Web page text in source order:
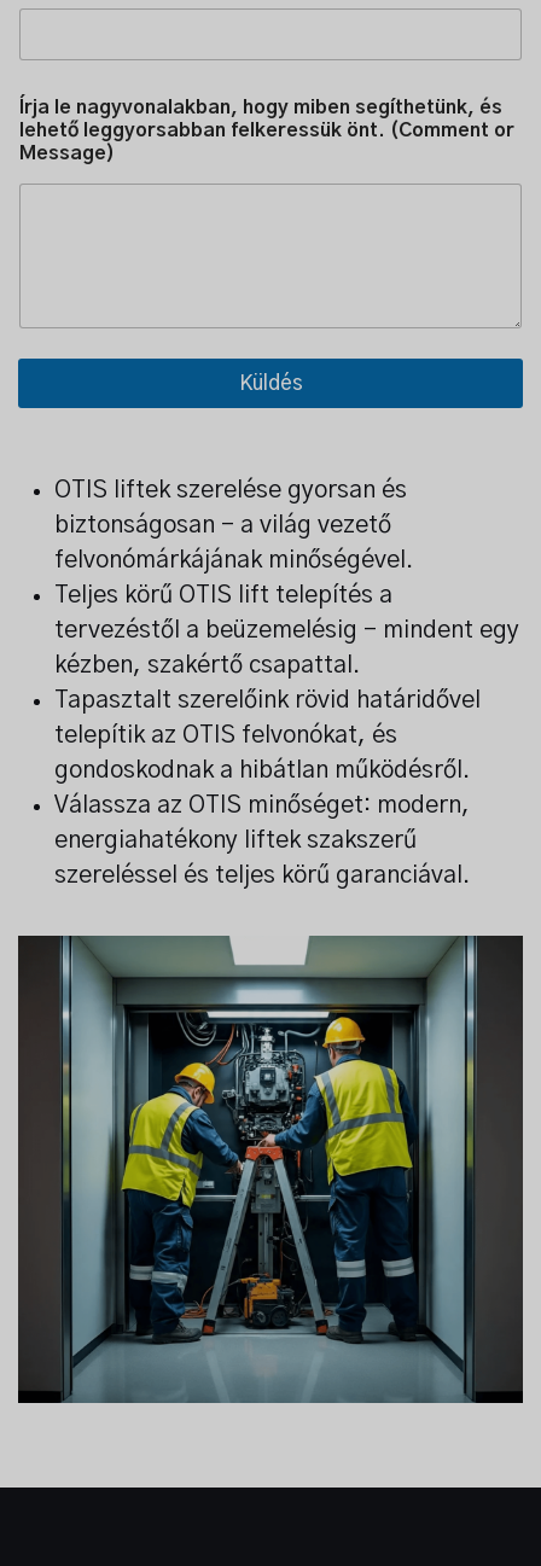
(
h
n
e
(
Írja le nagyvonalakban, hogy miben segíthetünk, és
lehető leggyorsabban felkeressük önt. (Comment or
Message)
Küldés
OTIS liftek szerelése gyorsan és
biztonságosan – a világ vezető
felvonómárkájának minőségével.
Teljes körű OTIS lift telepítés a
tervezéstől a beüzemelésig – mindent egy
kézben, szakértő csapattal.
Tapasztalt szerelőink rövid határidővel
telepítik az OTIS felvonókat, és
gondoskodnak a hibátlan működésről.
Válassza az OTIS minőséget: modern,
energiahatékony liftek szakszerű
szereléssel és teljes körű garanciával.